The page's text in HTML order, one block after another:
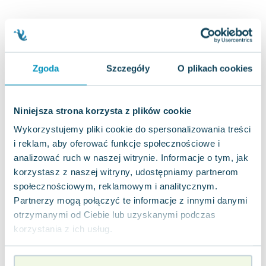
Zgoda Szczegóły O plikach cookies
Niniejsza strona korzysta z plików cookie
Wykorzystujemy pliki cookie do spersonalizowania treści
i reklam, aby oferować funkcje społecznościowe i
analizować ruch w naszej witrynie. Informacje o tym, jak
korzystasz z naszej witryny, udostępniamy partnerom
społecznościowym, reklamowym i analitycznym.
Partnerzy mogą połączyć te informacje z innymi danymi
otrzymanymi od Ciebie lub uzyskanymi podczas
korzystania z ich usług.
Aleksander Puszkin
Oscar Wilde
Małgorzata Ohme
Maddie Ziegler
Joanna Racewicz
Maria Seweryn
Janina Zającówna
Eric Helms
Anna Prus (oprac.)
Nela Mała Reporterka
Agnieszka Maciąg
Barbara Wrzesińska
Virginia Woolf